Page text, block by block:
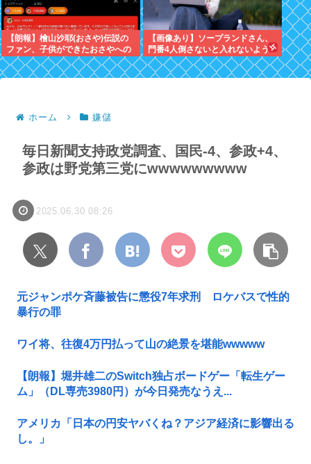
【朗報】檜山沙耶(おさや)伝説の
ファン、子供ができたおさやへの
正直な気持ちを語るwww
【画像あり】ソープランドさん、
門番4人倒さないと入れないよう
に映ってしまうwww
ホーム 嫌儲
毎日新聞支持政党調査、国民-4、参政+4、
参政は野党第三党にwwwwwwwww
2025.06.30 08:26
元ジャンポケ斉藤被告に懲役7年求刑 ロケバスで性的
暴行の罪
ワイ将、往復4万円払って山の絶景を堪能wwwww
【朗報】堀井雄二のSwitch独占ボードゲー「転生ゲー
ム」（DL専売3980円）が今日発売なうえ...
アメリカ「日本の円安ヤバくね？アジア経済に影響出る
し。」